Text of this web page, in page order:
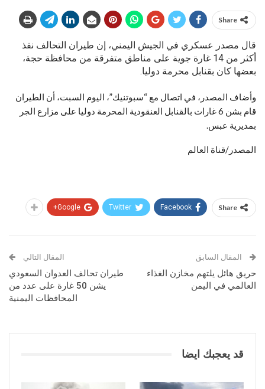
Share
قال مصدر عسكري في الجيش اليمني، إن طيران التحالف نفذ
أكثر من 14 غارة جوية على مناطق متفرقة من محافظة حجة،
بعضها كان بقنابل محرمة دوليا.
وأضاف المصدر، في اتصال مع “سبوتنيك”، اليوم السبت، أن الطيران
قام بشن 6 غارات بالقنابل العنقودية المحرمة دوليا على مزارع الجر
بمديرية عبس.
المصدر/قناة العالم
Share
Facebook
Twitter
Google+
المقال السابق
حريق هائل يلتهم مخازن الغذاء
العالمي في اليمن
المقال التالي
طيران تحالف العدوان السعودي
يشن 50 غارة على عدد من
المحافظات اليمنية
قد يعجبك ايضا